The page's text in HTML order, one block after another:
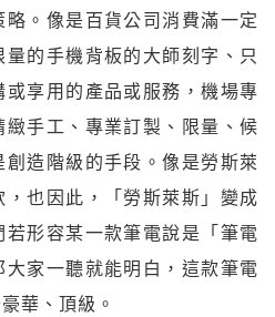
。像是百貨公司消費滿一定
的手機背板的大師刻字、只
享用的產品或服務，機場專
手工、專業訂製、限量、候
造階級的手段。像是勞斯萊
也因此，「勞斯萊斯」變成
形容某一款筆電說是「筆電
家一聽就能明白，這款筆電
華、頂級。